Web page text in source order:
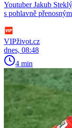
Youtuber Jakub
s pohlavně
VIPživot.cz
dnes, 08:48
4 min